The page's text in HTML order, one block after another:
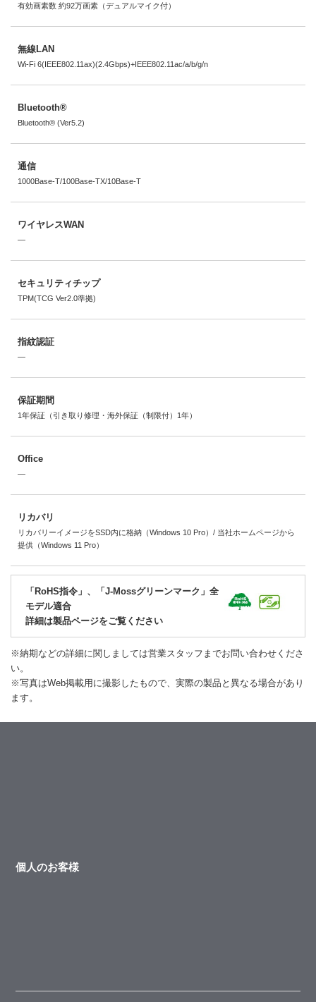
有効画素数 約92万画素（デュアルマイク付）
無線LAN
Wi-Fi 6(IEEE802.11ax)(2.4Gbps)+IEEE802.11ac/a/b/g/n
Bluetooth®
Bluetooth® (Ver5.2)
通信
1000Base-T/100Base-TX/10Base-T
ワイヤレスWAN
―
セキュリティチップ
TPM(TCG Ver2.0準拠)
指紋認証
―
保証期間
1年保証（引き取り修理・海外保証（制限付）1年）
Office
―
リカバリ
リカバリーイメージをSSD内に格納（Windows 10 Pro）/ 当社ホームページから
提供（Windows 11 Pro）
「RoHS指令」、「J-Mossグリーンマーク」全
モデル適合
詳細は製品ページをご覧ください
※納期などの詳細に関しましては営業スタッフまでお問い合わせくださ
い。
※写真はWeb掲載用に撮影したもので、実際の製品と異なる場合があり
ます。
個人のお客様